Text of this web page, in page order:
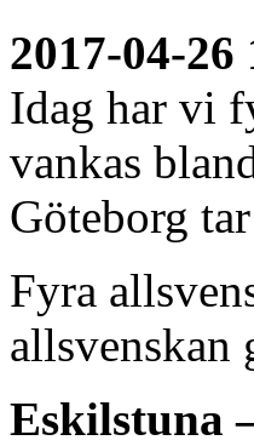
2017-04-26
Idag har vi
vankas
Göteborg
Fyra
allsvenskan
Eskilstuna